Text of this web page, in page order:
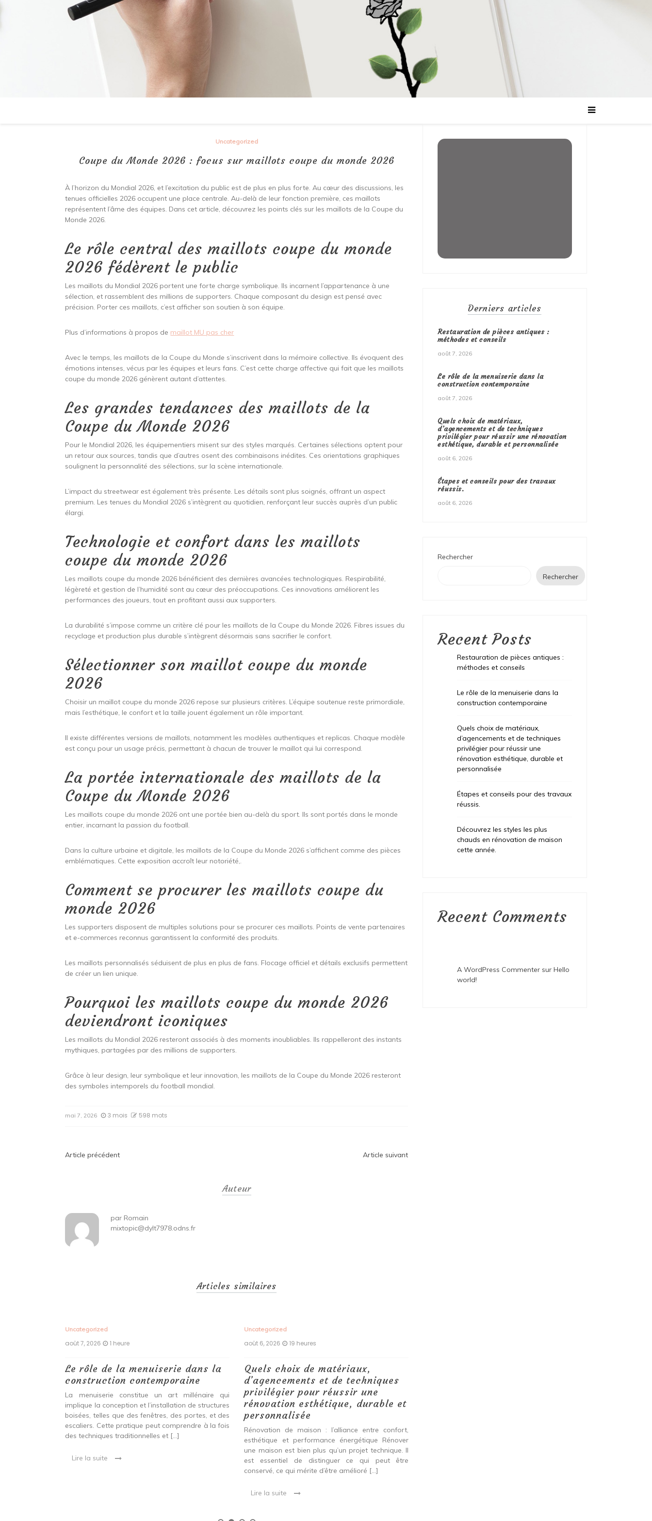
Uncategorized
Coupe du Monde 2026 : focus sur maillots coupe du monde 2026
À l’horizon du Mondial 2026, et l’excitation du public est de plus en plus forte. Au cœur des discussions, les
tenues officielles 2026 occupent une place centrale. Au-delà de leur fonction première, ces maillots
représentent l’âme des équipes. Dans cet article, découvrez les points clés sur les maillots de la Coupe du
Monde 2026.
Le rôle central des maillots coupe du monde
2026 fédèrent le public
Les maillots du Mondial 2026 portent une forte charge symbolique. Ils incarnent l’appartenance à une
sélection, et rassemblent des millions de supporters. Chaque composant du design est pensé avec
précision. Porter ces maillots, c’est afficher son soutien à son équipe.
Plus d’informations à propos de maillot MU pas cher
Avec le temps, les maillots de la Coupe du Monde s’inscrivent dans la mémoire collective. Ils évoquent des
émotions intenses, vécus par les équipes et leurs fans. C’est cette charge affective qui fait que les maillots
coupe du monde 2026 génèrent autant d’attentes.
Les grandes tendances des maillots de la
Coupe du Monde 2026
Pour le Mondial 2026, les équipementiers misent sur des styles marqués. Certaines sélections optent pour
un retour aux sources, tandis que d’autres osent des combinaisons inédites. Ces orientations graphiques
soulignent la personnalité des sélections, sur la scène internationale.
L’impact du streetwear est également très présente. Les détails sont plus soignés, offrant un aspect
premium. Les tenues du Mondial 2026 s’intègrent au quotidien, renforçant leur succès auprès d’un public
élargi.
Technologie et confort dans les maillots
coupe du monde 2026
Les maillots coupe du monde 2026 bénéficient des dernières avancées technologiques. Respirabilité,
légèreté et gestion de l’humidité sont au cœur des préoccupations. Ces innovations améliorent les
performances des joueurs, tout en profitant aussi aux supporters.
La durabilité s’impose comme un critère clé pour les maillots de la Coupe du Monde 2026. Fibres issues du
recyclage et production plus durable s’intègrent désormais sans sacrifier le confort.
Sélectionner son maillot coupe du monde
2026
Choisir un maillot coupe du monde 2026 repose sur plusieurs critères. L’équipe soutenue reste primordiale,
mais l’esthétique, le confort et la taille jouent également un rôle important.
Il existe différentes versions de maillots, notamment les modèles authentiques et replicas. Chaque modèle
est conçu pour un usage précis, permettant à chacun de trouver le maillot qui lui correspond.
La portée internationale des maillots de la
Coupe du Monde 2026
Les maillots coupe du monde 2026 ont une portée bien au-delà du sport. Ils sont portés dans le monde
entier, incarnant la passion du football.
Dans la culture urbaine et digitale, les maillots de la Coupe du Monde 2026 s’affichent comme des pièces
emblématiques. Cette exposition accroît leur notoriété,.
Comment se procurer les maillots coupe du
monde 2026
Les supporters disposent de multiples solutions pour se procurer ces maillots. Points de vente partenaires
et e-commerces reconnus garantissent la conformité des produits.
Les maillots personnalisés séduisent de plus en plus de fans. Flocage officiel et détails exclusifs permettent
de créer un lien unique.
Pourquoi les maillots coupe du monde 2026
deviendront iconiques
Les maillots du Mondial 2026 resteront associés à des moments inoubliables. Ils rappelleront des instants
mythiques, partagées par des millions de supporters.
Grâce à leur design, leur symbolique et leur innovation, les maillots de la Coupe du Monde 2026 resteront
des symboles intemporels du football mondial.
mai 7, 2026 3 mois 598 mots
Navigation
Article précédent Article suivant
Auteur
par Romain
mixtopic@dylt7978.odns.fr
Articles similaires
Uncategorized
août 7, 2026 1 heure
Le rôle de la menuiserie dans la
construction contemporaine
La menuiserie constitue un art millénaire qui
implique la conception et l’installation de structures
boisées, telles que des fenêtres, des portes, et des
escaliers. Cette pratique peut comprendre à la fois
des techniques traditionnelles et […]
Lire la suite
Uncategorized
août 6, 2026 19 heures
Quels choix de matériaux,
d’agencements et de techniques
privilégier pour réussir une
rénovation esthétique, durable et
personnalisée
Rénovation de maison : l’alliance entre confort,
esthétique et performance énergétique Rénover
une maison est bien plus qu’un projet technique. Il
est essentiel de distinguer ce qui peut être
conservé, ce qui mérite d’être amélioré […]
Lire la suite
Derniers articles
Restauration de pièces antiques :
méthodes et conseils
août 7, 2026
Le rôle de la menuiserie dans la
construction contemporaine
août 7, 2026
Quels choix de matériaux,
d’agencements et de techniques
privilégier pour réussir une rénovation
esthétique, durable et personnalisée
août 6, 2026
Étapes et conseils pour des travaux
réussis.
août 6, 2026
Rechercher
Rechercher
Recent Posts
Restauration de pièces antiques :
méthodes et conseils
Le rôle de la menuiserie dans la
construction contemporaine
Quels choix de matériaux,
d’agencements et de techniques
privilégier pour réussir une
rénovation esthétique, durable et
personnalisée
Étapes et conseils pour des travaux
réussis.
Découvrez les styles les plus
chauds en rénovation de maison
cette année.
Recent Comments
A WordPress Commenter surHello
world!